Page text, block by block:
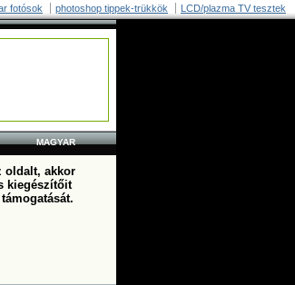
fotósok photoshop tippek-trükkök LCD/plazma TV tesztek
MAGYAR
oldalt, akkor
kiegészítőit